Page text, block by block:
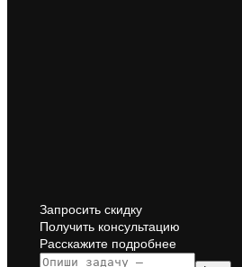
Запросить скидку
Получить консультацию
Расскажите подробнее